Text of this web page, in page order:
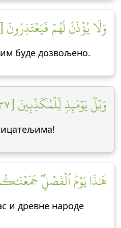
وَلَا يُؤۡذَنُ لَهُمۡ فَيَعۡتَذِرُونَ [٣٦]
буде дозвољено.
وَيۡلٞ يَوۡمَئِذٖ لِّلۡمُكَذِّبِينَ [٣٧]
هَٰذَا يَوۡمُ ٱلۡفَصۡلِۖ جَمَعۡنَٰكُمۡ
и древне народе